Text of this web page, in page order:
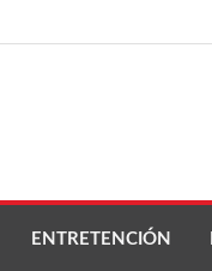
ENTRETENCIÓN